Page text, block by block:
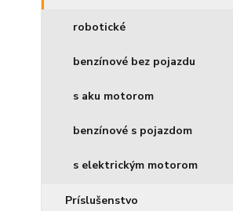
robotické
benzínové bez pojazdu
s aku motorom
benzínové s pojazdom
s elektrickým motorom
Príslušenstvo